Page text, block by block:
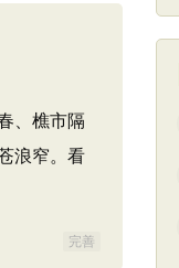
、樵市隔
浪窄。看
完善